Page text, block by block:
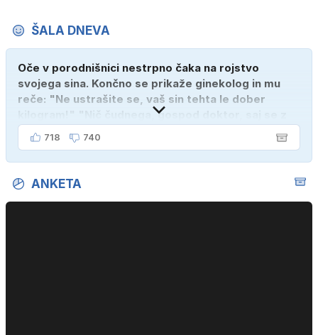
ŠALA DNEVA
Oče v porodnišnici nestrpno čaka na rojstvo
svojega sina. Končno se prikaže ginekolog in mu
reče: "Ne ustrašite se, vaš sin tehta le dober
kilogram!" "Nič čudnega, gospod doktor, saj se z
ženo poznava šele tri mesece."
718 740
ANKETA